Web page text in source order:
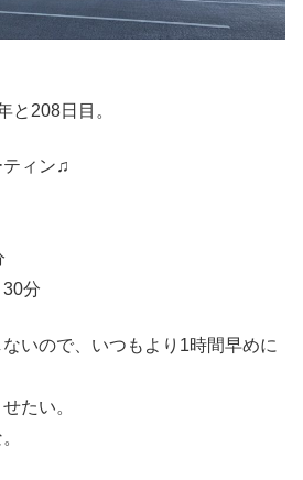
と208日目。
ィン♫
分
いので、いつもより1時間早めに
たい。